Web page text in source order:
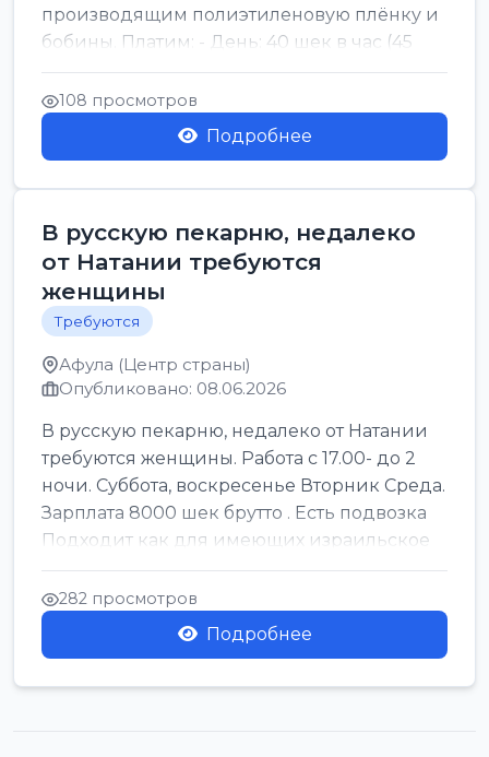
производящим полиэтиленовую плёнку и
бобины. Платим: - День: 40 шек в час (45
для синих бумаг и виз) -...
108 просмотров
Подробнее
В русскую пекарню, недалеко
от Натании требуются
женщины
Требуются
Афула (Центр страны)
Опубликовано: 08.06.2026
В русскую пекарню, недалеко от Натании
требуются женщины. Работа с 17.00- до 2
ночи. Суббота, воскресенье Вторник Среда.
Зарплата 8000 шек брутто . Есть подвозка
Подходит как для имеющих израильское
г...
282 просмотров
Подробнее